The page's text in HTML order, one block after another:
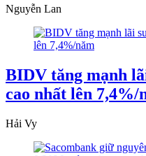
Nguyễn Lan
BIDV tăng mạnh
cao nhất lên 7,4%/
Hải Vy